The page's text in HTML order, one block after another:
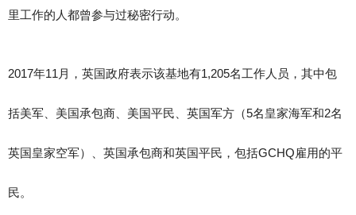
里工作的人都曾参与过秘密行动。
2017年11月，英国政府表示该基地有1,205名工作人员，其中包
括美军、美国承包商、美国平民、英国军方（5名皇家海军和2名
英国皇家空军）、英国承包商和英国平民，包括GCHQ雇用的平
民。